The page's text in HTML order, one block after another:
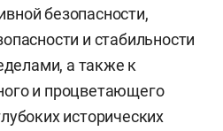
безопасности,
и стабильности
а также к
и процветающего
исторических